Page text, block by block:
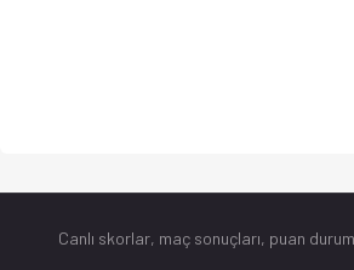
Canlı skorlar, maç sonuçları, puan